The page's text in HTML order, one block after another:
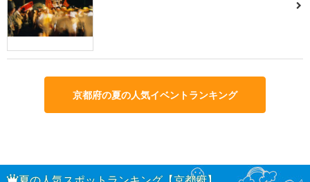
京都府の夏の人気イベントランキング